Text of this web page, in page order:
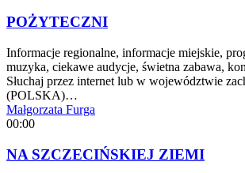
POŻYTECZNI
Informacje regionalne, informacje miejskie,
muzyka, ciekawe audycje, świetna zabawa,
Słuchaj przez internet lub w województwie
(POLSKA)…
Małgorzata Furga
00:00
NA SZCZECIŃSKIEJ ZIEMI